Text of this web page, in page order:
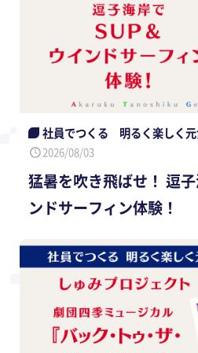
社員でつくる 明るく楽しく
2026/08/03
猛暑を吹き飛ばせ！ 逗
ンドサーフィン体験！